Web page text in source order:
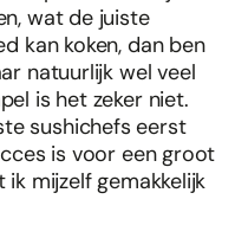
wat de juiste
kan koken, dan ben
natuurlijk wel veel
is het zeker niet.
sushichefs eerst
is voor een groot
mijzelf gemakkelijk